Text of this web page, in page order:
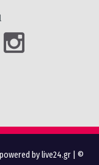
by live24.gr | ©